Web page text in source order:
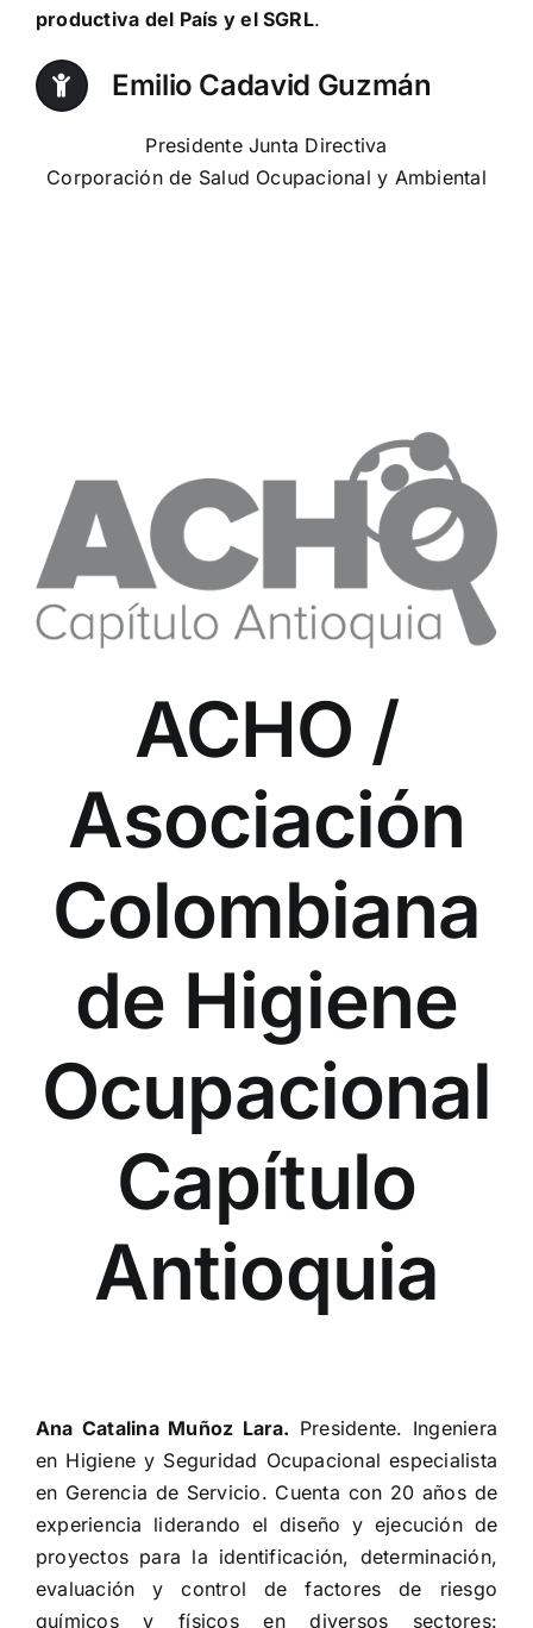
productiva del País y el SGRL.
Emilio Cadavid Guzmán
Presidente Junta Directiva
Corporación de Salud Ocupacional y Ambiental
ACHO /
Asociación
Colombiana
de Higiene
Ocupacional
Capítulo
Antioquia
Ana Catalina Muñoz Lara. Presidente. Ingeniera
en Higiene y Seguridad Ocupacional especialista
en Gerencia de Servicio. Cuenta con 20 años de
experiencia liderando el diseño y ejecución de
proyectos para la identificación, determinación,
evaluación y control de factores de riesgo
químicos y físicos en diversos sectores: